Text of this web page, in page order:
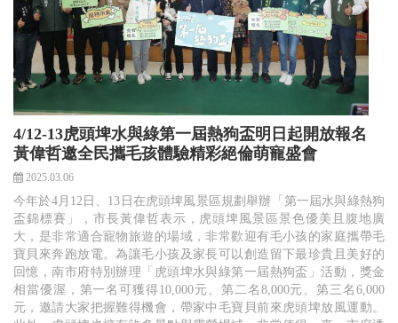
4/12-13虎頭埤水與綠第一屆熱狗盃明日起開放報名
黃偉哲邀全民攜毛孩體驗精彩絕倫萌寵盛會
2025.03.06
今年於4月12日、13日在虎頭埤風景區規劃舉辦「第一屆水與綠熱狗
盃錦標賽」，市長黃偉哲表示，虎頭埤風景區景色優美且腹地廣
大，是非常適合寵物旅遊的場域，非常歡迎有毛小孩的家庭攜帶毛
寶貝來奔跑放電。為讓毛小孩及家長可以創造留下最珍貴且美好的
回憶，南市府特別辦理「虎頭埤水與綠第一屆熱狗盃」活動，獎金
相當優渥，第一名可獲得10,000元、第二名8,000元、第三名6,000
元，邀請大家把握難得機會，帶家中毛寶貝前來虎頭埤放風運動。